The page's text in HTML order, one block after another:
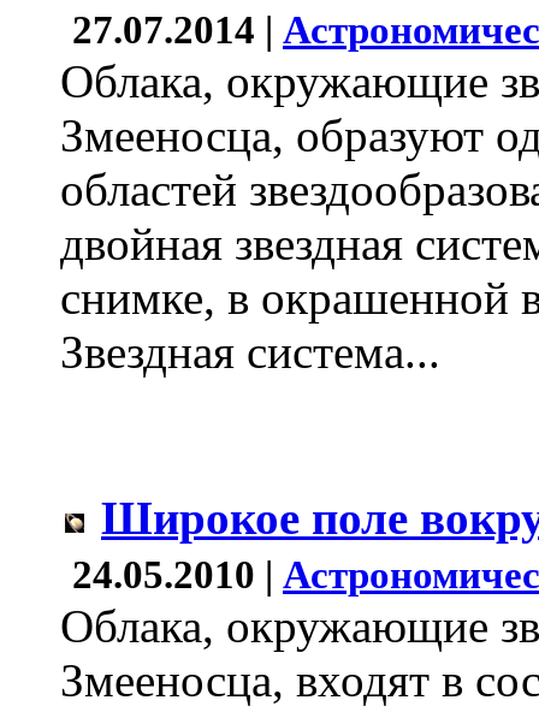
27.07.2014 |
Облака, окружающие
Змееносца, образуют
областей
двойная звездная
снимке, в окрашенной
Звездная система...
Широкое поле
24.05.2010 |
Облака, окружающие
Змееносца, входят в